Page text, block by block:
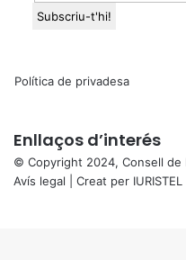
Política de privadesa
Enllaços d’interés
© Copyright 2024, Consell de
Avís legal | Creat per IURISTEL